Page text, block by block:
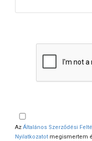
Az Általános Szerződési
Nyilatkozatot megismertem